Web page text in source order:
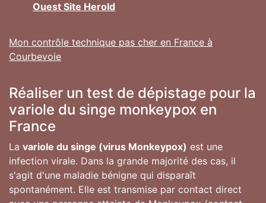
Ouest Site Herold
Mon contrôle technique pas cher en France à
Courbevoie
Réaliser un test de dépistage pour la
variole du singe monkeypox en
France
La variole du singe (virus Monkeypox) est une
infection virale. Dans la grande majorité des cas, il
s'agit d'une maladie bénigne qui disparaît
spontanément. Elle est transmise par contact direct